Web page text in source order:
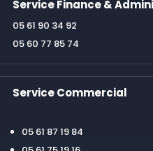
Service Finance &
05 61 90 34 92
05 60 77 85 74
Service Commercial
05 61 87 19 84